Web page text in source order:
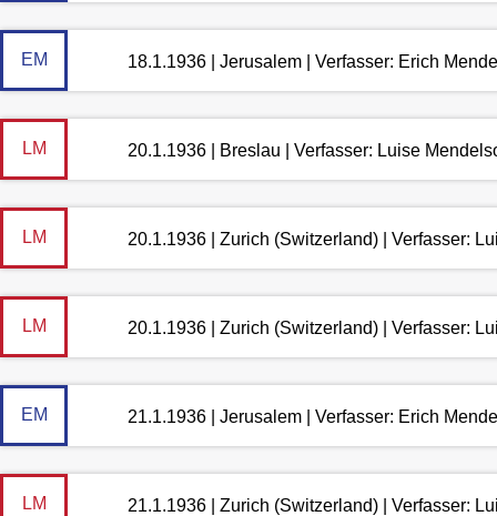
EM 18.1.1936 | Jerusalem | Verfasser: Erich
LM 20.1.1936 | Breslau | Verfasser: Luise
LM 20.1.1936 | Zurich (Switzerland) | Verfasser:
LM 20.1.1936 | Zurich (Switzerland) | Verfasser:
EM 21.1.1936 | Jerusalem | Verfasser: Erich
LM 21.1.1936 | Zurich (Switzerland) | Verfasser: